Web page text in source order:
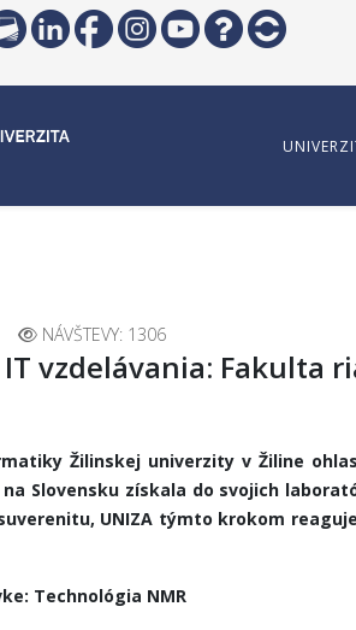
NÁVŠTEVY: 1306
IT vzdelávania: Fakulta
Žilinskej univerzity v Žiline
Slovensku získala do svojich
UNIZA týmto krokom
Technológia NMR